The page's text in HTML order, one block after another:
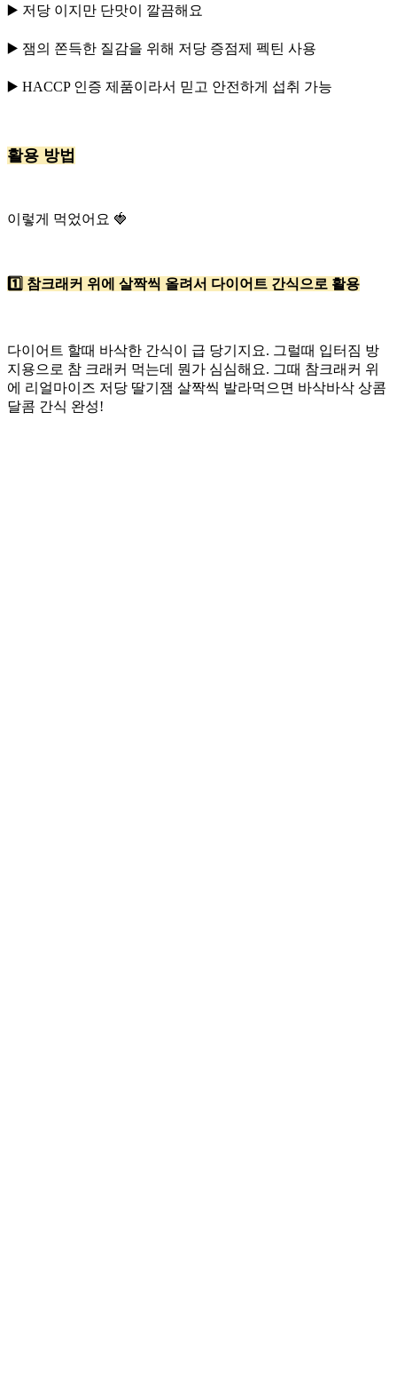
▶️ 저당 이지만 단맛이 깔끔해요
▶️ 잼의 쫀득한 질감을 위해 저당 증점제 펙틴 사용
▶️ HACCP 인증 제품이라서 믿고 안전하게 섭취 가능
활용 방법
이렇게 먹었어요 🍓
1️⃣ 참크래커 위에 살짝씩 올려서 다이어트 간식으로 활용
다이어트 할때 바삭한 간식이 급 당기지요. 그럴때 입터짐 방
지용으로 참 크래커 먹는데 뭔가 심심해요. 그때 참크래커 위
에 리얼마이즈 저당 딸기잼 살짝씩 발라먹으면 바삭바삭 상콤
달콤 간식 완성!